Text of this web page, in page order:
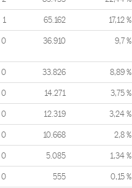
1 65.162 17,12 %
0 36.910 9,7 %
0 33.826 8,89 %
0 14.271 3,75 %
0 12.319 3,24 %
0 10.668 2,8 %
0 5.085 1,34 %
0 555 0,15 %